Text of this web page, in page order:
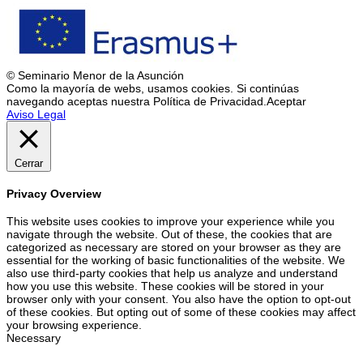
© Seminario Menor de la Asunción
Como la mayoría de webs, usamos cookies. Si continúas
navegando aceptas nuestra Política de Privacidad. Aceptar
Aviso Legal
Cerrar
Privacy Overview
This website uses cookies to improve your experience while you
navigate through the website. Out of these, the cookies that are
categorized as necessary are stored on your browser as they are
essential for the working of basic functionalities of the website. We
also use third-party cookies that help us analyze and understand
how you use this website. These cookies will be stored in your
browser only with your consent. You also have the option to opt-out
of these cookies. But opting out of some of these cookies may affect
your browsing experience.
Necessary